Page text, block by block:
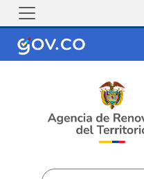
Pasar al contenido principal